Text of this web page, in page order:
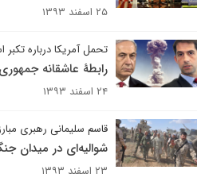
۲۵ اسفند ۱۳۹۳
تحمل آمریکا درباره
رابطۀ عاشقانه
۲۴ اسفند ۱۳۹۳
قاسم سلیمانی رهبری
شوالیه‌ای در میدان
۲۳ اسفند ۱۳۹۳